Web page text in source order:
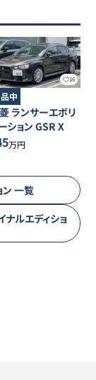
16
中
ランサーエボリ
ション GSR X
万円
一覧
ナルエディショ